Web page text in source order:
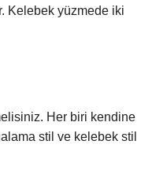
Kelebek yüzmede iki
Her biri kendine
stil ve kelebek stil